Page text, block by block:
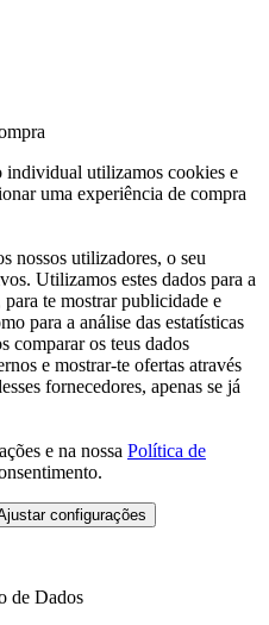
individual utilizamos cookies e
uma experiência de compra
nossos utilizadores, o seu
Utilizamos estes dados para a
te mostrar publicidade e
para a análise das estatísticas
comparar os teus dados
e mostrar-te ofertas através
fornecedores, apenas se já
e na nossa Política de
configurações
de Dados